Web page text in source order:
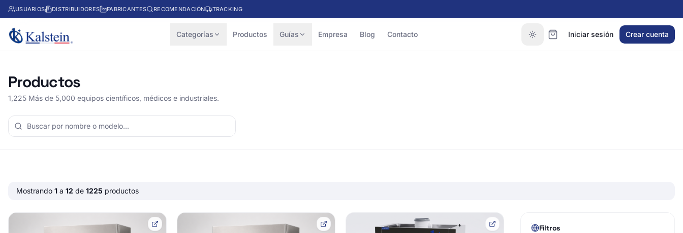
USUARIOS DISTRIBUIDORES FABRICANTES RECOMENDACIÓN TRACKING
Categorías Productos Guías Empresa Blog Contacto Iniciar sesión Crear cuenta
Productos
1,225 Más de 5,000 equipos científicos, médicos e industriales.
Mostrando 1 a 12 de 1225 productos
Filtros